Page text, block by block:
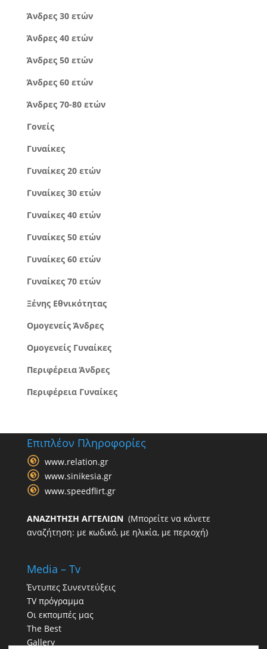
Άνδρες 30 ετών
Άνδρες 40 ετών
Άνδρες 50 ετών
Άνδρες 60 ετών
Άνδρες 70-80 ετών
Γονείς
Γυναίκες
Γυναίκες 20 ετών
Γυναίκες 30 ετών
Γυναίκες 40 ετών
Γυναίκες 50 ετών
Γυναίκες 60 ετών
Γυναίκες 70 ετών
Ξένης Εθνικότητας
Ομογενείς Άνδρες
Ομογενείς Γυναίκες
Περιφέρεια Άνδρες
Περιφέρεια Γυναίκες
Επιπλέον Πληροφορίες
www.relation.gr
www.sinikesia.gr
www.speedflirt.gr
ΑΝΑΖΗΤΗΣΗ ΑΓΓΕΛΙΩΝ(Μπορείτε να κάνετε
αναζήτηση: με κωδικό, με ηλικία, με περιοχή)
Media – Tv
Έντυπες Συνεντεύξεις
TV πρόγραμμα
Οι εκπομπές μας
The Best
Gallery